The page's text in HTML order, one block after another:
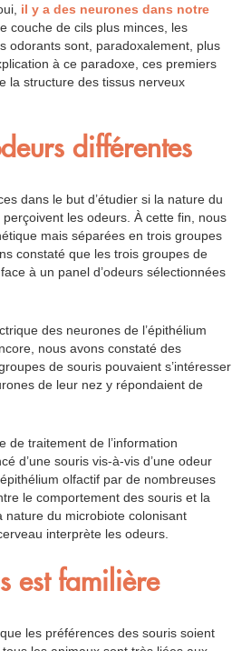
il y a des neurones dans notre
couche de cils plus minces, les
odorants sont, paradoxalement, plus
à ce paradoxe, ces premiers
la structure des tissus nerveux
différentes
dans le but d’étudier si la nature du
les odeurs. À cette fin, nous
mais séparées en trois groupes
constaté que les trois groupes de
à un panel d’odeurs sélectionnées
des neurones de l’épithélium
nous avons constaté des
de souris pouvaient s’intéresser
de leur nez y répondaient de
de traitement de l’information
d’une souris vis-à-vis d’une odeur
olfactif par de nombreuses
le comportement des souris et la
du microbiote colonisant
interprète les odeurs.
est familière
les préférences des souris soient